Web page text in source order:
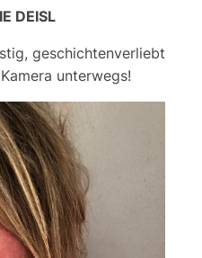
DEISL
geschichtenverliebt
unterwegs!